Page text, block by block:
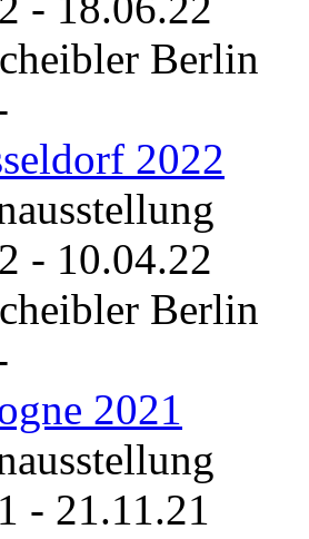
Berlin
2022
- 10.04.22
Berlin
2021
- 21.11.21